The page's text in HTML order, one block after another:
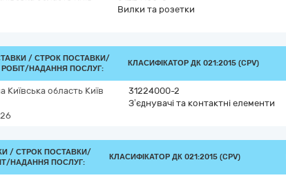
Вилки та розетки
/ СТРОК ПОСТАВКИ/
НАДАННЯ ПОСЛУГ:
КЛАСИФІКАТОР ДК 021:2015 (CPV)
Київська область Київ
31224000-2
З’єднувачі та контактні елементи
/ СТРОК ПОСТАВКИ/
НАДАННЯ ПОСЛУГ:
КЛАСИФІКАТОР ДК 021:2015 (CPV)